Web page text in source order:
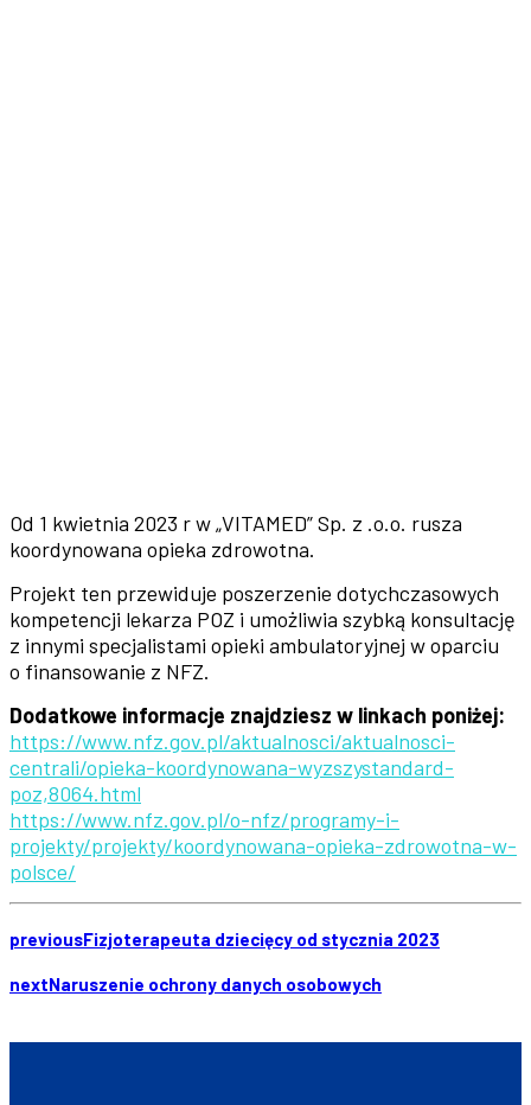
Od 1 kwietnia 2023 r w „VITAMED” Sp. z .o.o. rusza
koordynowana opieka zdrowotna.
Projekt ten przewiduje poszerzenie dotychczasowych
kompetencji lekarza POZ i umożliwia szybką konsultację
z innymi specjalistami opieki ambulatoryjnej w oparciu
o finansowanie z NFZ.
Dodatkowe informacje znajdziesz w linkach poniżej:
https://www.nfz.gov.pl/aktualnosci/aktualnosci-
centrali/opieka-koordynowana-wyzszystandard-
poz,8064.html
https://www.nfz.gov.pl/o-nfz/programy-i-
projekty/projekty/koordynowana-opieka-zdrowotna-w-
polsce/
previousFizjoterapeuta dziecięcy od stycznia 2023
nextNaruszenie ochrony danych osobowych